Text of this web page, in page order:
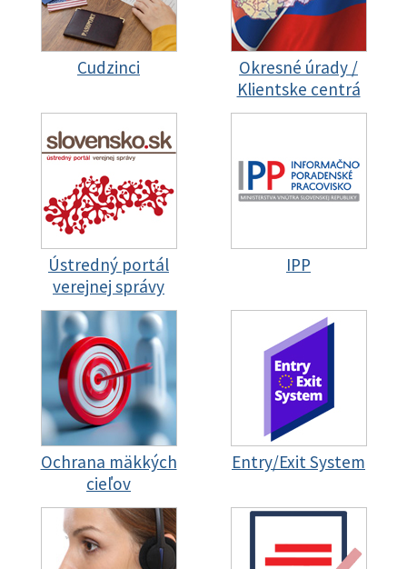
Cudzinci
Okresné úrady /
Klientske centrá
Ústredný portál
verejnej správy
IPP
Ochrana mäkkých
cieľov
Entry/Exit System